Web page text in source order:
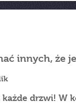
innych, że
drzwi! W